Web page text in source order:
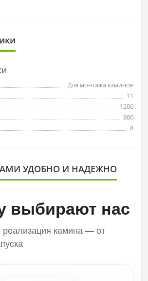
Для монтажа каминов
11
1200
800
8
УДОБНО И НАДЕЖНО
выбирают нас
камина — от